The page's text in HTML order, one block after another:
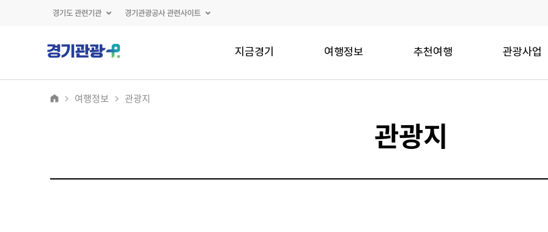
경기도 관련기관 경기관광공사 관련사이트
지금경기 여행정보 추천여행 관광사업
여행정보 관광지
관광지